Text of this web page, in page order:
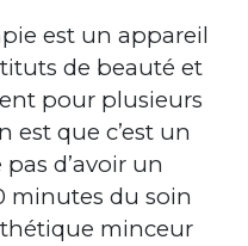
est un appareil
de beauté et
pour plusieurs
est que c’est un
d’avoir un
minutes du soin
minceur